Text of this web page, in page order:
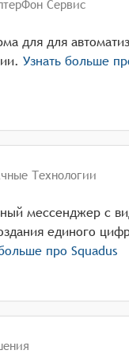
Сервис
для для
Узнать больше
Технологии
мессенджер с
единого
про Squadus